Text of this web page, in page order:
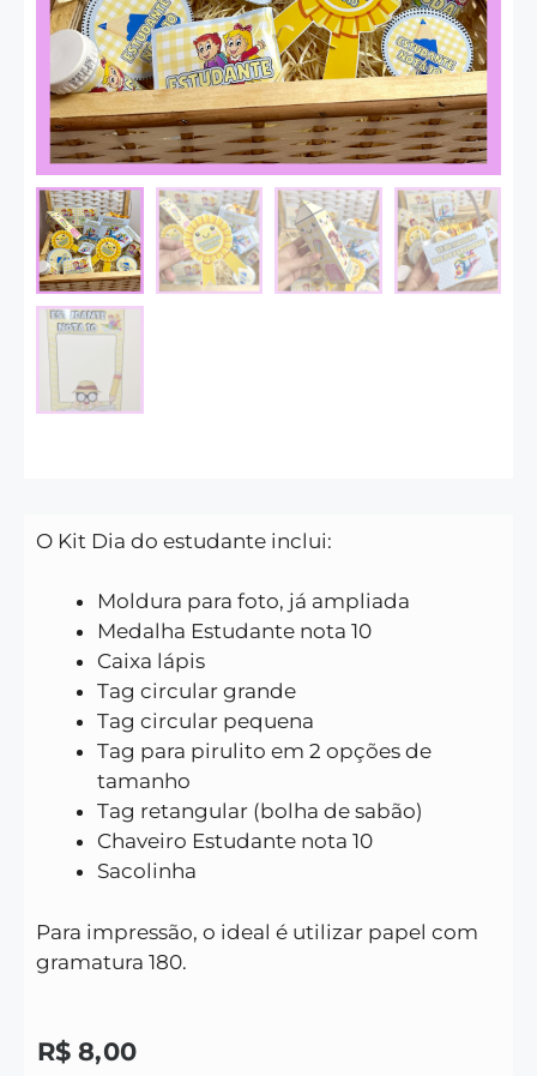
O Kit Dia do estudante inclui:
Moldura para foto, já ampliada
Medalha Estudante nota 10
Caixa lápis
Tag circular grande
Tag circular pequena
Tag para pirulito em 2 opções de
tamanho
Tag retangular (bolha de sabão)
Chaveiro Estudante nota 10
Sacolinha
Para impressão, o ideal é utilizar papel com
gramatura 180.
R$ 8,00